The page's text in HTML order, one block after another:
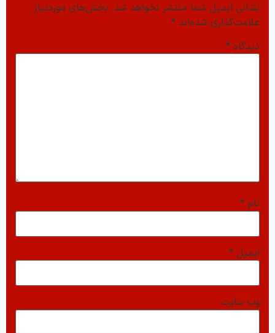
نشانی ایمیل شما منتشر نخواهد شد. بخش‌های موردنیاز
علامت‌گذاری شده‌اند *
دیدگاه *
نام *
ایمیل *
وب‌ سایت